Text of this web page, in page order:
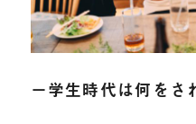
－学生時代は何をさ